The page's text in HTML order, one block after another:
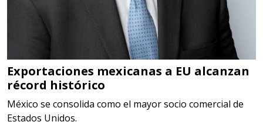
SCRAP
Somos Proveedores de GESTION
DE RESIDUOS Y DESTRUCCION
FISCAL
Aplicar al Requerimiento
Exportaciones mexicanas a EU alcanzan
récord histórico
México se consolida como el mayor socio comercial de
Estados Unidos.